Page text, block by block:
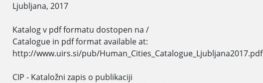
Ljubljana, 2017
Katalog v pdf formatu dostopen na /
Catalogue in pdf format available at:
http://www.uirs.si/pub/Human_Cities_Catalogue_Ljubljana2017.pdf
CIP - Kataložni zapis o publikaciji